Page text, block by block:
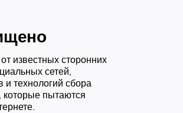
известных сторонних
сетей,
и технологий сбора
которые пытаются